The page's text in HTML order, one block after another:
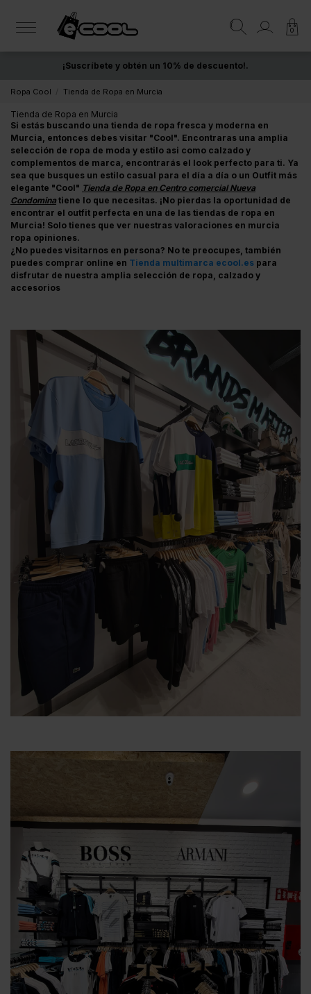
0
ENVÍO GRATIS desde 50€
¡Suscríbete y obtén un 10% de descuento!.
Ropa Cool Tienda de Ropa en Murcia
Tienda de Ropa en Murcia
Si estás buscando una tienda de ropa fresca y moderna en
Murcia, entonces debes visitar "Cool". Encontraras una amplia
selección de ropa de moda y estilo asi como calzado y
complementos de marca, encontrarás el look perfecto para ti. Ya
sea que busques un estilo casual para el día a día o un Outfit más
elegante "Cool" Tienda de Ropa en Centro comercial Nueva
Condomina tiene lo que necesitas. ¡No pierdas la oportunidad de
encontrar el outfit perfecta en una de las tiendas de ropa en
Murcia! Solo tienes que ver nuestras valoraciones en murcia
ropa opiniones.
¿No puedes visitarnos en persona? No te preocupes, también
puedes comprar online en Tienda multimarca ecool.es para
disfrutar de nuestra amplia selección de ropa, calzado y
accesorios